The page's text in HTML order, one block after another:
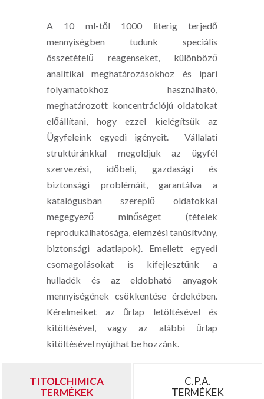
A 10 ml-től 1000 literig terjedő
mennyiségben tudunk speciális
összetételű reagenseket, különböző
analitikai meghatározásokhoz és ipari
folyamatokhoz használható,
meghatározott koncentrációjú oldatokat
előállítani, hogy ezzel kielégítsük az
Ügyfeleink egyedi igényeit. Vállalati
struktúránkkal megoldjuk az ügyfél
szervezési, időbeli, gazdasági és
biztonsági problémáit, garantálva a
katalógusban szereplő oldatokkal
megegyező minőséget (tételek
reprodukálhatósága, elemzési tanúsítvány,
biztonsági adatlapok). Emellett egyedi
csomagolásokat is kifejlesztünk a
hulladék és az eldobható anyagok
mennyiségének csökkentése érdekében.
Kérelmeiket az űrlap letöltésével és
kitöltésével, vagy az alábbi űrlap
kitöltésével nyújthat be hozzánk.
TITOLCHIMICA
TERMÉKEK
C.P.A.
TERMÉKEK